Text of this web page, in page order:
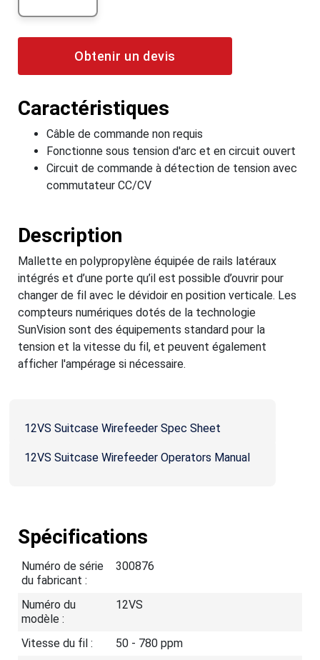
Obtenir un devis
Caractéristiques
Câble de commande non requis
Fonctionne sous tension d'arc et en circuit ouvert
Circuit de commande à détection de tension avec
commutateur CC/CV
Description
Mallette en polypropylène équipée de rails latéraux
intégrés et d’une porte qu’il est possible d’ouvrir pour
changer de fil avec le dévidoir en position verticale. Les
compteurs numériques dotés de la technologie
SunVision sont des équipements standard pour la
tension et la vitesse du fil, et peuvent également
afficher l'ampérage si nécessaire.
12VS Suitcase Wirefeeder Spec Sheet
12VS Suitcase Wirefeeder Operators Manual
Spécifications
Numéro de série
du fabricant :
300876
Numéro du
modèle :
12VS
Vitesse du fil :
50 - 780 ppm